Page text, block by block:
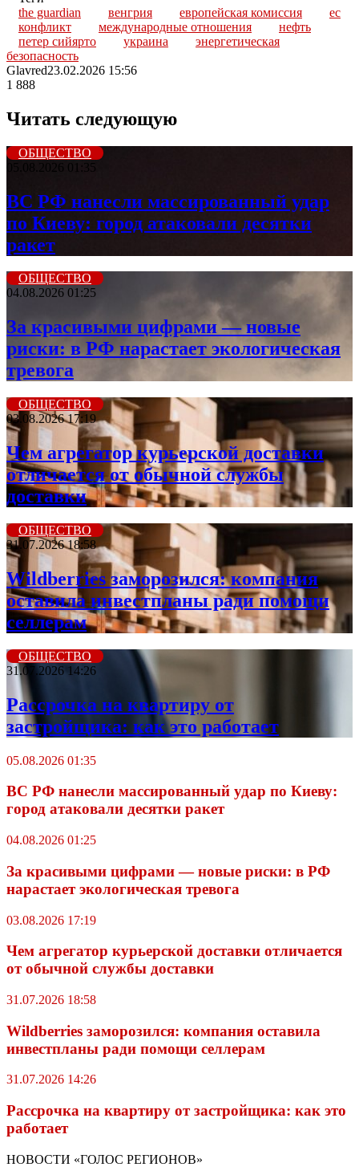
the guardian
венгрия европейская комиссия
ес
конфликт
международные отношения
нефть
петер сийярто
украина
энергетическая
безопасность
Glavred23.02.2026 15:56
1 888
Читать следующую
ОБЩЕСТВО
05.08.2026 01:35
ВС РФ нанесли массированный удар
по Киеву: город атаковали десятки
ракет
ОБЩЕСТВО
04.08.2026 01:25
За красивыми цифрами — новые
риски: в РФ нарастает экологическая
тревога
ОБЩЕСТВО
03.08.2026 17:19
Чем агрегатор курьерской доставки
отличается от обычной службы
доставки
ОБЩЕСТВО
31.07.2026 18:58
Wildberriеs заморозился: компания
оставила инвестпланы ради помощи
селлерам
ОБЩЕСТВО
31.07.2026 14:26
Рассрочка на квартиру от
застройщика: как это работает
05.08.2026 01:35
ВС РФ нанесли массированный удар по Киеву:
город атаковали десятки ракет
04.08.2026 01:25
За красивыми цифрами — новые риски: в РФ
нарастает экологическая тревога
03.08.2026 17:19
Чем агрегатор курьерской доставки отличается
от обычной службы доставки
31.07.2026 18:58
Wildberriеs заморозился: компания оставила
инвестпланы ради помощи селлерам
31.07.2026 14:26
Рассрочка на квартиру от застройщика: как это
работает
НОВОСТИ «ГОЛОС РЕГИОНОВ»